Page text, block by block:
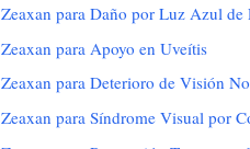
Zeaxan para Daño por Luz Azul de
Zeaxan para Apoyo en Uveítis
Zeaxan para Deterioro de Visión
Zeaxan para Síndrome Visual por